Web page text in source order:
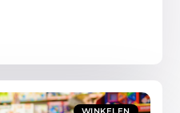
WINKELEN